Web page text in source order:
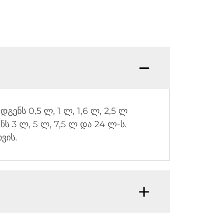
0,5 ლ, 1 ლ, 1,6 ლ, 2,5 ლ
3 ლ, 5 ლ, 7,5 ლ და 24 ლ-ს.